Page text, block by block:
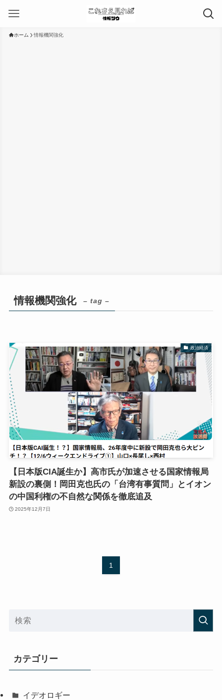
ホーム 情報機関強化
情報機関強化 – tag –
政治経済
【日本版CIA誕生か】高市氏が加速させる国家情報局
新設の裏側！岡田克也氏の「台湾有事質問」とイオン
の中国利権の不自然な関係を徹底追及
2025年12月7日
1
カテゴリー
イデオロギー